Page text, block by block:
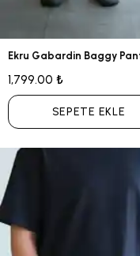
Ekru Gabardin Baggy
1,799.00 ₺
SEPETE EKLE